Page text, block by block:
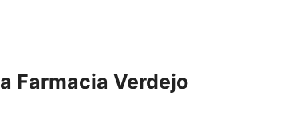
Farmacia Verdejo